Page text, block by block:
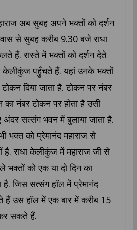
अब सुबह अपने भक्तों को दर्शन
से सुबह करीब 9.30 बजे राधा
हैं. रास्ते में भक्तों को दर्शन देते
केलीकुंज पहुँचते हैं. यहां उनके भक्तों
दिया जाता है. टोकन पर नंबर
नंबर टोकन पर होता है उसी
सत्संग भवन में बुलाया जाता है.
भक्त को प्रेमानंद महाराज से
है. राधा केलीकुंज में महाराज जी से
को एक या दो दिन का
है. जिस सत्संग हॉल में प्रेमानंद
हैं उस हॉल में एक बार में करीब 15
सकते हैं.